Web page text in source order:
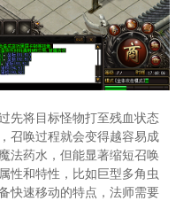
先将目标怪物打至残血状态
召唤过程就会变得越容易成
法药水，但能显著缩短召唤
性和特性，比如巨型多角虫
快速移动的特点，法师需要